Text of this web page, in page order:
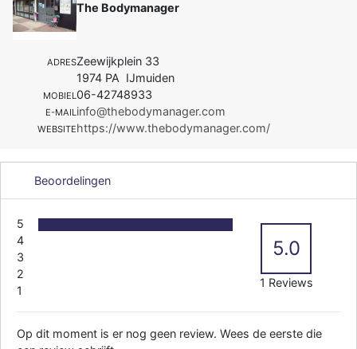
The Bodymanager
ADRESZeewijkplein 33
1974 PA IJmuiden
MOBIEL06-42748933
E-MAILinfo@thebodymanager.com
WEBSITEhttps://www.thebodymanager.com/
Beoordelingen
5
4
3
2
1
5.0
1 Reviews
Op dit moment is er nog geen review. Wees de eerste die